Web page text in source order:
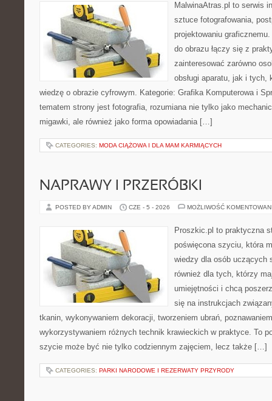
MalwinaAtras.pl to serwis
sztuce fotografowania,
projektowaniu
do obrazu łączy się z
zainteresować zarówno
obsługi aparatu, jak i
wiedzę o obrazie cyfrowym. Kategorie: Grafika Komputerowa i
tematem strony jest fotografia, rozumiana nie tylko jako
migawki, ale również jako forma opowiadania […]
CATEGORIES: MODA CIĄŻOWA I DLA MAM KARMIĄCYCH
NAPRAWY I PRZERÓBKI
POSTED BY ADMIN CZE - 5 - 2026 MOŻLIWOŚĆ
Proszkic.pl to praktyczna
poświęcona szyciu, która
wiedzy dla osób uczących
również dla tych, którzy
umiejętności i chcą
się na instrukcjach
tkanin, wykonywaniem dekoracji, tworzeniem ubrań,
wykorzystywaniem różnych technik krawieckich w praktyce. To
szycie może być nie tylko codziennym zajęciem, lecz także […]
CATEGORIES: PARKI NARODOWE I REZERWATY PRZYRODY